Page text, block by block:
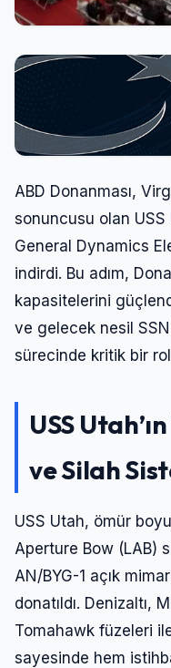
ABD Donanması,
sonuncusu olan USS
General Dynamics
indirdi. Bu adım,
kapasitelerini
ve gelecek nesil
sürecinde kritik bir
USS
ve Silah
USS Utah, ömür
Aperture Bow (LAB)
AN/BYG-1 açık
donatıldı. Denizaltı,
Tomahawk füzeleri
sayesinde hem